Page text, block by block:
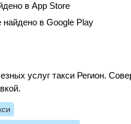
в App Store
найдено в Google Play
услуг такси Регион.